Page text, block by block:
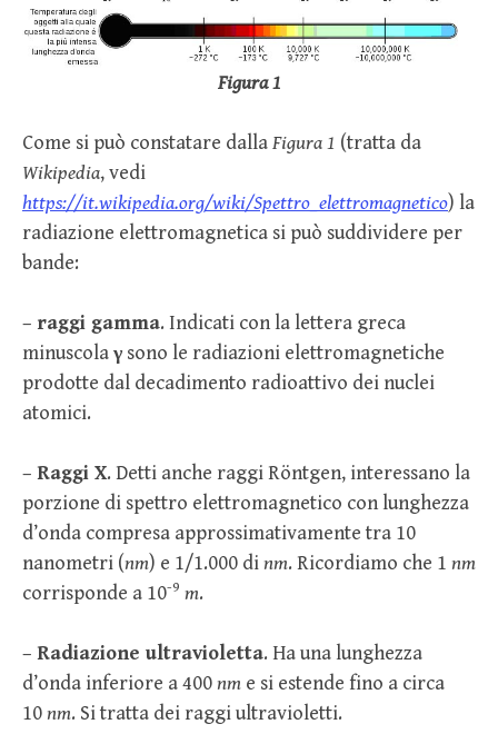
Figura 1
Come si può constatare dallaFigura 1 (tratta da
Wikipedia, vedi
https://it.wikipedia.org/wiki/Spettro_elettromagnetico) la
radiazione elettromagnetica si può suddividere per
bande:
– raggi gamma. Indicati con la lettera greca
minuscolaγsono le radiazioni elettromagnetiche
prodotte dal decadimento radioattivo dei nuclei
atomici.
– Raggi X. Detti anche raggi Röntgen, interessano la
porzione di spettro elettromagnetico con lunghezza
d’onda compresa approssimativamente tra 10
nanometri (nm) e 1/1.000 dinm. Ricordiamo che 1 nm
corrisponde a 10-9 m.
– Radiazione ultravioletta. Ha una lunghezza
d’onda inferiore a 400nm e si estende fino a circa
10nm. Si tratta dei raggi ultravioletti.